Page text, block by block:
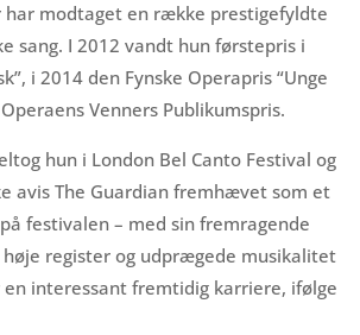
har modtaget en række prestigefyldte
sang. I 2012 vandt hun førstepris i
i 2014 den Fynske Operapris “Unge
Venners Publikumspris.
hun i London Bel Canto Festival og
avis The Guardian fremhævet som et
festivalen – med sin fremragende
register og udprægede musikalitet
interessant fremtidig karriere, ifølge